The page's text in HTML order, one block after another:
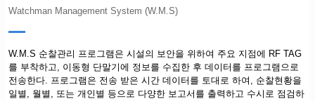
Watchman Management System (W.M.S)
W.M.S 순찰관리 프로그램은 시설의 보안을 위하여 주요 지점에 RF TAG
를 부착하고, 이동형 단말기에 정보를 수집한 후 데이터를 프로그램으로
전송한다. 프로그램은 전송 받은 시간 데이터를 토대로 하여, 순찰현황을
일별, 월별, 또는 개인별 등으로 다양한 보고서를 출력하고 수시로 점검하